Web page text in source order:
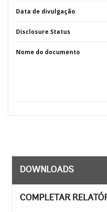
Data de divulgação
Disclosure Status
Nome do documento
DOWNLOADS
COMPLETAR